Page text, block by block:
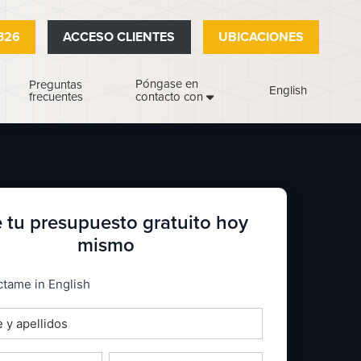
ACCESO CLIENTES UBICACIONES
Preguntas
frecuentes
Póngase en
contacto con
English
tu presupuesto gratuito hoy
mismo
in English